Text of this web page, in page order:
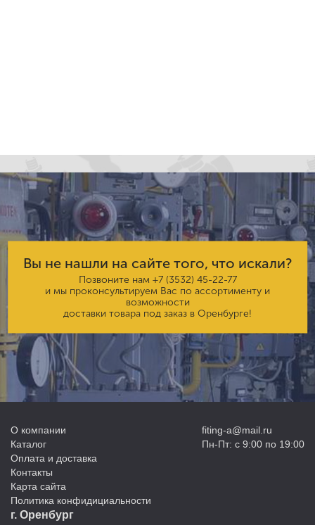
Вы не нашли на сайте того, что искали?
Позвоните нам +7 (3532) 45-22-77
и мы проконсультируем Вас по ассортименту и
возможности
доставки товара под заказ в Оренбурге!
О компании
Каталог
Оплата и доставка
Контакты
Карта сайта
Политика конфидициальности
fiting-a@mail.ru
Пн-Пт: с 9:00 по 19:00
г. Оренбург